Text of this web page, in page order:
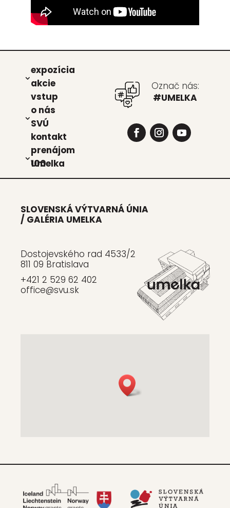
expo­zí­cia
akcie
vstup
o nás
SVÚ
kon­takt
pre­ná­jom
Umel­ka 100
Označ nás:
#UMELKA
SLOVENSKÁ VÝTVARNÁ ÚNIA
/ GALÉRIA UMELKA
Dostojevského rad 4533/2
811 09 Bratislava
+421 2 529 62 402
office@svu.sk